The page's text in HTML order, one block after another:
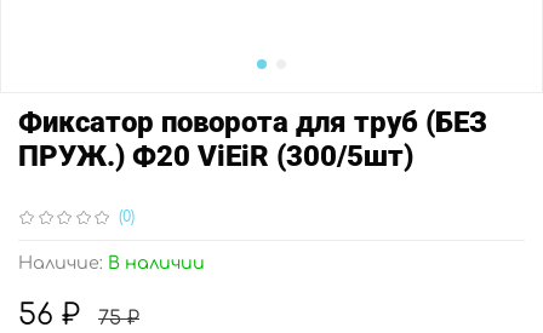
(0)
Наличие: В наличии
Фиксатор поворота для труб (БЕЗ
ПРУЖ.) Ф20 ViEiR (300/5шт)
56 ₽ 75 ₽